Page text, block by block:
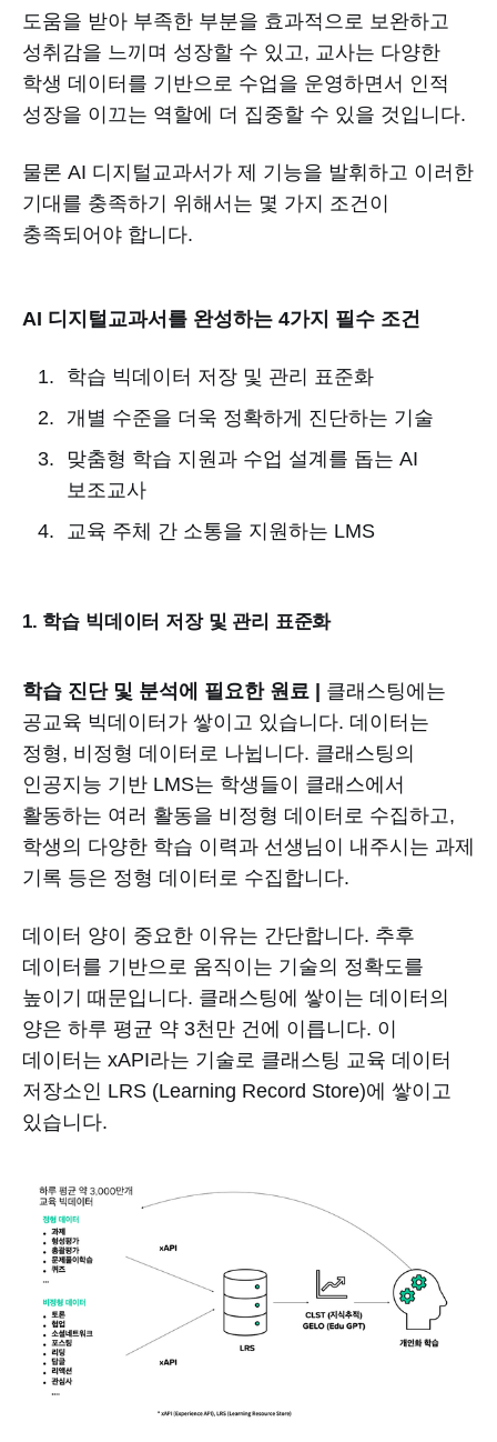
도움을 받아 부족한 부분을 효과적으로 보완하고
성취감을 느끼며 성장할 수 있고, 교사는 다양한
학생 데이터를 기반으로 수업을 운영하면서 인적
성장을 이끄는 역할에 더 집중할 수 있을 것입니다.
물론 AI 디지털교과서가 제 기능을 발휘하고 이러한
기대를 충족하기 위해서는 몇 가지 조건이
충족되어야 합니다.
AI 디지털교과서를 완성하는 4가지 필수 조건
학습 빅데이터 저장 및 관리 표준화
개별 수준을 더욱 정확하게 진단하는 기술
맞춤형 학습 지원과 수업 설계를 돕는 AI
보조교사
교육 주체 간 소통을 지원하는 LMS
1. 학습 빅데이터 저장 및 관리 표준화
학습 진단 및 분석에 필요한 원료 | 클래스팅에는
공교육 빅데이터가 쌓이고 있습니다. 데이터는
정형, 비정형 데이터로 나뉩니다. 클래스팅의
인공지능 기반 LMS는 학생들이 클래스에서
활동하는 여러 활동을 비정형 데이터로 수집하고,
학생의 다양한 학습 이력과 선생님이 내주시는 과제
기록 등은 정형 데이터로 수집합니다.
데이터 양이 중요한 이유는 간단합니다. 추후
데이터를 기반으로 움직이는 기술의 정확도를
높이기 때문입니다. 클래스팅에 쌓이는 데이터의
양은 하루 평균 약 3천만 건에 이릅니다. 이
데이터는 xAPI라는 기술로 클래스팅 교육 데이터
저장소인 LRS (Learning Record Store)에 쌓이고
있습니다.